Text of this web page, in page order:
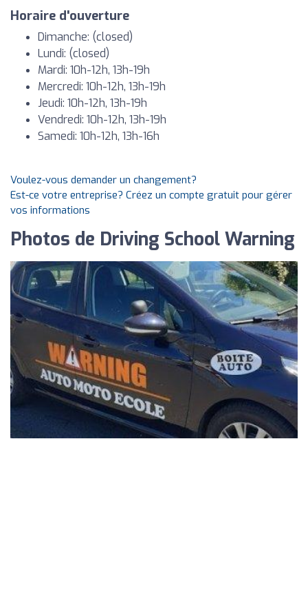
Horaire d'ouverture
Dimanche: (closed)
Lundi: (closed)
Mardi: 10h-12h, 13h-19h
Mercredi: 10h-12h, 13h-19h
Jeudi: 10h-12h, 13h-19h
Vendredi: 10h-12h, 13h-19h
Samedi: 10h-12h, 13h-16h
Voulez-vous demander un changement?
Est-ce votre entreprise? Créez un compte gratuit pour gérer
vos informations
Photos de Driving School Warning